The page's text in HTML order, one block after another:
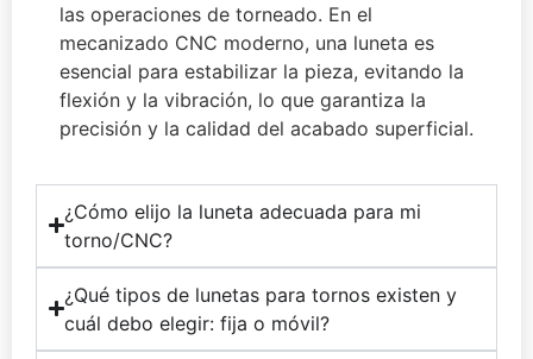
las operaciones de torneado. En el
mecanizado CNC moderno, una luneta es
esencial para estabilizar la pieza, evitando la
flexión y la vibración, lo que garantiza la
precisión y la calidad del acabado superficial.
¿Cómo elijo la luneta adecuada para mi
torno/CNC?
¿Qué tipos de lunetas para tornos existen y
cuál debo elegir: fija o móvil?